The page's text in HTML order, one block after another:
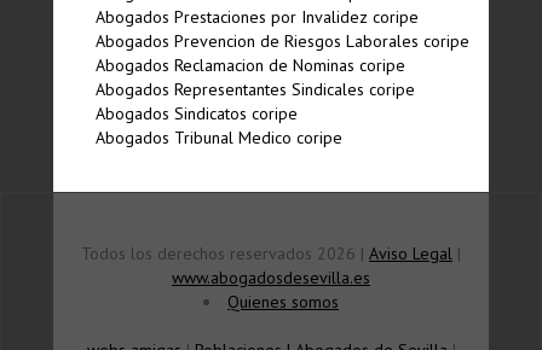
Abogados Prestaciones por Invalidez coripe
Abogados Prevencion de Riesgos Laborales coripe
Abogados Reclamacion de Nominas coripe
Abogados Representantes Sindicales coripe
Abogados Sindicatos coripe
Abogados Tribunal Medico coripe
Todos los derechos reservados 2026 | Aviso Legal |
www.abogadosdesevilla.es
Quienes somos